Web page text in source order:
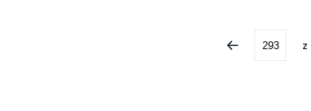
z